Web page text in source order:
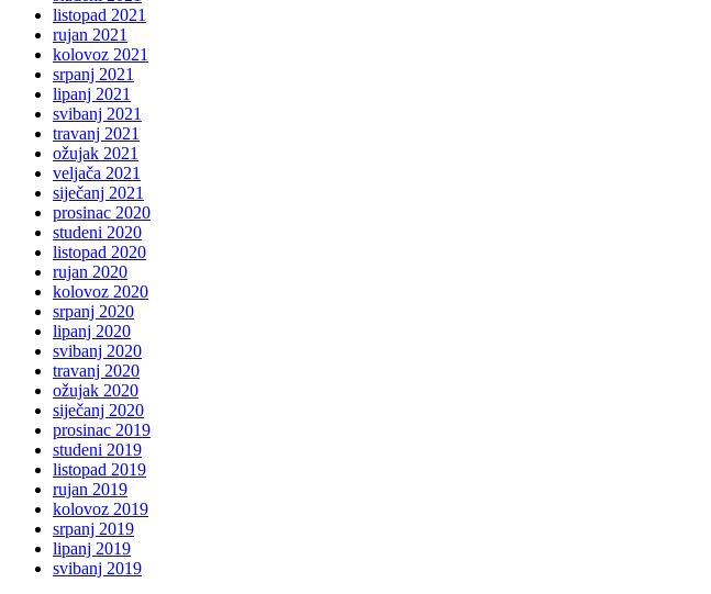
listopad 2021
rujan 2021
kolovoz 2021
srpanj 2021
lipanj 2021
svibanj 2021
travanj 2021
ožujak 2021
veljača 2021
siječanj 2021
prosinac 2020
studeni 2020
listopad 2020
rujan 2020
kolovoz 2020
srpanj 2020
lipanj 2020
svibanj 2020
travanj 2020
ožujak 2020
siječanj 2020
prosinac 2019
studeni 2019
listopad 2019
rujan 2019
kolovoz 2019
srpanj 2019
lipanj 2019
svibanj 2019